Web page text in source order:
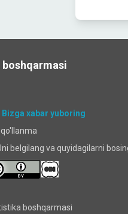
Bizga xabar yuboring
belgilang va quyidagilarni
boshqarmasi